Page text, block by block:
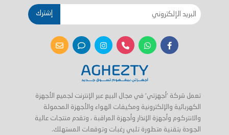
إشترك
تعمل شركة 'أجهزتي' في مجال البيع عبر الإنترنت لجميع الأجهزة
الكهربائية والإلكترونية ومكيفات الهواء والأجهزة المحمولة
والانتركوم وأجهزة الإنذار وأجهزة المراقبة ، وتقدم منتجات عالية
الجودة بتقنية متطورة تلبي رغبات وتوقعات المستهلك.